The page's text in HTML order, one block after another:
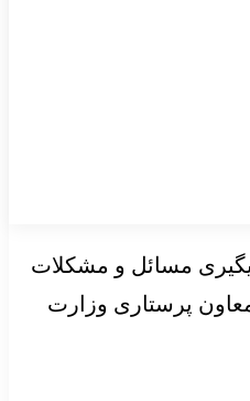
مسائل و مشکلات
پرستاری وزارت